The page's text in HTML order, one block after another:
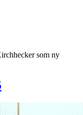
som ny